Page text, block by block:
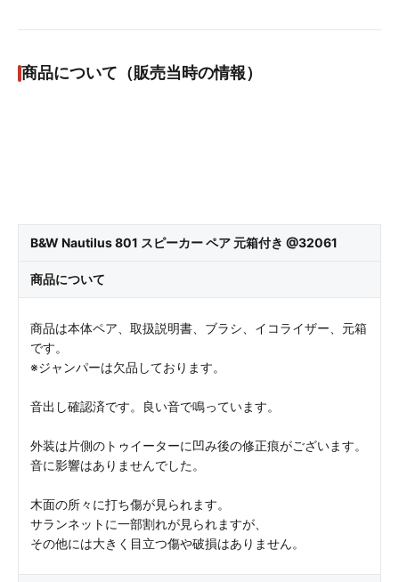
商品について（販売当時の情報）
B&W Nautilus 801 スピーカー ペア 元箱付き @32061
商品について
商品は本体ペア、取扱説明書、ブラシ、イコライザー、元箱
です。
※ジャンパーは欠品しております。
音出し確認済です。良い音で鳴っています。
外装は片側のトゥイーターに凹み後の修正痕がございます。
音に影響はありませんでした。
木面の所々に打ち傷が見られます。
サランネットに一部割れが見られますが、
その他には大きく目立つ傷や破損はありません。